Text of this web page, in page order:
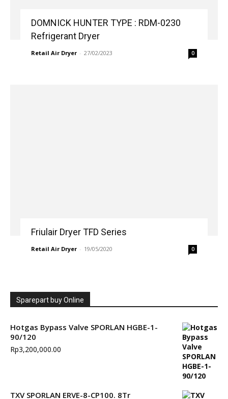
DOMNICK HUNTER TYPE : RDM-0230
Refrigerant Dryer
Retail Air Dryer - 27/02/2023 0
Friulair Dryer TFD Series
Retail Air Dryer - 19/05/2020 0
Sparepart buy Online
Hotgas Bypass Valve SPORLAN HGBE-1-
90/120
Rp3,200,000.00
TXV SPORLAN ERVE-8-CP100. 8Tr